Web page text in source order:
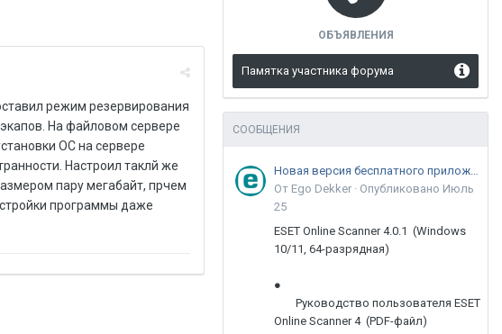
режим резервирования
На файловом сервере
ОС на сервере
Настроил таклй же
пару мегабайт, прчем
программы даже
ОБЪЯВЛЕНИЯ
Памятка участника форума
СООБЩЕНИЯ
Новая версия бесплатного приложения ESET Online Scanner доступна пользователям
От Ego Dekker · Опубликовано Июль
25
ESET Online Scanner 4.0.1 (Windows
10/11, 64-разрядная)
●
Руководство пользователя ESET
Online Scanner 4 (PDF-файл)